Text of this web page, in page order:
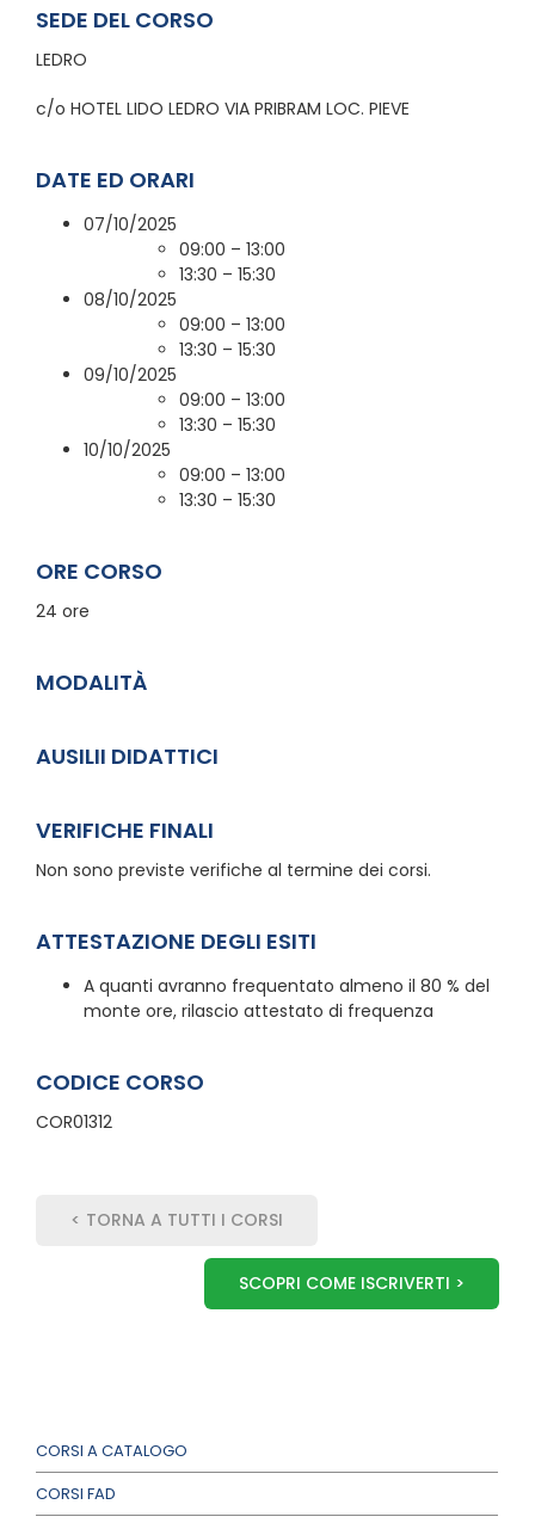
CORSI A CATALOGO
CORSI FAD
SEDE DEL CORSO
LEDRO
c/o HOTEL LIDO LEDRO VIA PRIBRAM LOC. PIEVE
DATE ED ORARI
07/10/2025
09:00 – 13:00
13:30 – 15:30
08/10/2025
09:00 – 13:00
13:30 – 15:30
09/10/2025
09:00 – 13:00
13:30 – 15:30
10/10/2025
09:00 – 13:00
13:30 – 15:30
ORE CORSO
24 ore
MODALITÀ
AUSILII DIDATTICI
VERIFICHE FINALI
Non sono previste verifiche al termine dei corsi.
ATTESTAZIONE DEGLI ESITI
A quanti avranno frequentato almeno il 80 % del
monte ore, rilascio attestato di frequenza
CODICE CORSO
COR01312
< TORNA A TUTTI I CORSI
SCOPRI COME ISCRIVERTI >